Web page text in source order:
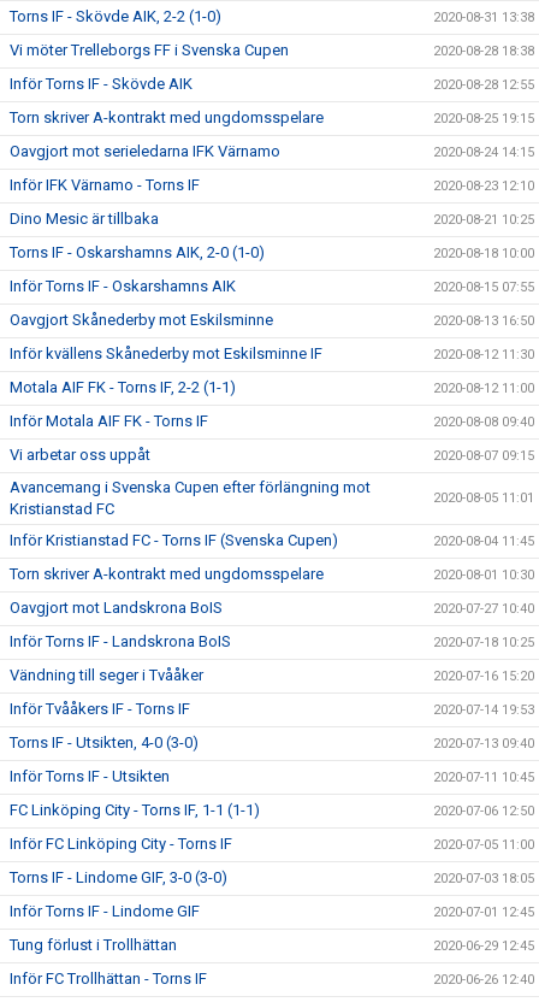
Torns IF - Skövde AIK, 2-2 (1-0) 2020-08-31 13:38
Vi möter Trelleborgs FF i Svenska Cupen 2020-08-28 18:38
Inför Torns IF - Skövde AIK 2020-08-28 12:55
Torn skriver A-kontrakt med ungdomsspelare 2020-08-25 19:15
Oavgjort mot serieledarna IFK Värnamo 2020-08-24 14:15
Inför IFK Värnamo - Torns IF 2020-08-23 12:10
Dino Mesic är tillbaka 2020-08-21 10:25
Torns IF - Oskarshamns AIK, 2-0 (1-0) 2020-08-18 10:00
Inför Torns IF - Oskarshamns AIK 2020-08-15 07:55
Oavgjort Skånederby mot Eskilsminne 2020-08-13 16:50
Inför kvällens Skånederby mot Eskilsminne IF 2020-08-12 11:30
Motala AIF FK - Torns IF, 2-2 (1-1) 2020-08-12 11:00
Inför Motala AIF FK - Torns IF 2020-08-08 09:40
Vi arbetar oss uppåt 2020-08-07 09:15
Avancemang i Svenska Cupen efter förlängning mot
Kristianstad FC
2020-08-05 11:01
Inför Kristianstad FC - Torns IF (Svenska Cupen) 2020-08-04 11:45
Torn skriver A-kontrakt med ungdomsspelare 2020-08-01 10:30
Oavgjort mot Landskrona BoIS 2020-07-27 10:40
Inför Torns IF - Landskrona BoIS 2020-07-18 10:25
Vändning till seger i Tvååker 2020-07-16 15:20
Inför Tvååkers IF - Torns IF 2020-07-14 19:53
Torns IF - Utsikten, 4-0 (3-0) 2020-07-13 09:40
Inför Torns IF - Utsikten 2020-07-11 10:45
FC Linköping City - Torns IF, 1-1 (1-1) 2020-07-06 12:50
Inför FC Linköping City - Torns IF 2020-07-05 11:00
Torns IF - Lindome GIF, 3-0 (3-0) 2020-07-03 18:05
Inför Torns IF - Lindome GIF 2020-07-01 12:45
Tung förlust i Trollhättan 2020-06-29 12:45
Inför FC Trollhättan - Torns IF 2020-06-26 12:40